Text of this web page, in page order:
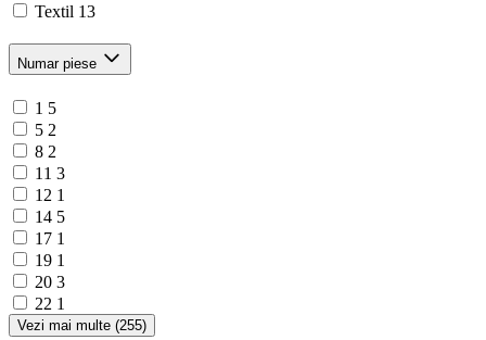
Textil 13
Numar piese
1 5
5 2
8 2
11 3
12 1
14 5
17 1
19 1
20 3
22 1
Vezi mai multe (255)